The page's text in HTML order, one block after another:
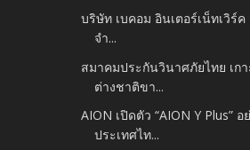
บริษัท เบคอม อินเตอร์เน็ทเวิร์
จำ...
สมาคมประกันวินาศภัยไทย เก
ต่างชาติขา...
AION เปิดตัว “AION Y Plus”
ประเทศไท...